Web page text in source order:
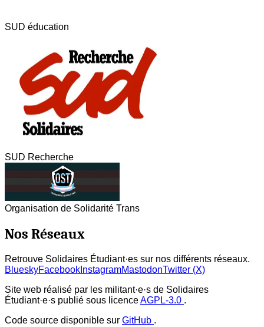
SUD éducation
SUD Recherche
Organisation de Solidarité Trans
Nos Réseaux
Retrouve Solidaires Étudiant·es sur nos différents réseaux.
BlueskyFacebook InstagramMastodonTwitter (X)
Site web réalisé par les militant·e·s de Solidaires
Étudiant·e·s publié sous licenceAGPL-3.0 .
Code source disponible sur GitHub .